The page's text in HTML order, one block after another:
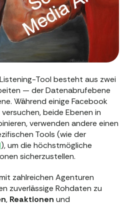
Tool besteht aus zwei
— der Datenabrufebene
Während einige Facebook
beide Ebenen in
verwenden andere einen
Tools (wie der
), um die höchstmögliche
sicherzustellen.
zahlreichen Agenturen
zuverlässige Rohdaten zu
, Reaktionen und